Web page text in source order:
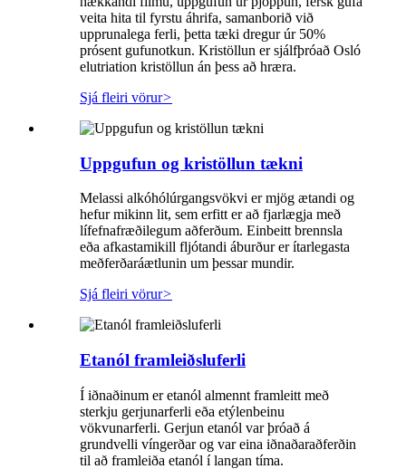
veita hita til fyrstu áhrifa, samanborið við
upprunalega ferli, þetta tæki dregur úr 50%
prósent gufunotkun. Kristöllun er sjálfþróað Osló
elutriation kristöllun án þess að hræra.
Sjá fleiri vörur>
Uppgufun og kristöllun tækni
Melassi alkóhólúrgangsvökvi er mjög ætandi og
hefur mikinn lit, sem erfitt er að fjarlægja með
lífefnafræðilegum aðferðum. Einbeitt brennsla
eða afkastamikill fljótandi áburður er ítarlegasta
meðferðaráætlunin um þessar mundir.
Sjá fleiri vörur>
Etanól framleiðsluferli
Í iðnaðinum er etanól almennt framleitt með
sterkju gerjunarferli eða etýlenbeinu
vökvunarferli. Gerjun etanól var þróað á
grundvelli víngerðar og var eina iðnaðaraðferðin
til að framleiða etanól í langan tíma.